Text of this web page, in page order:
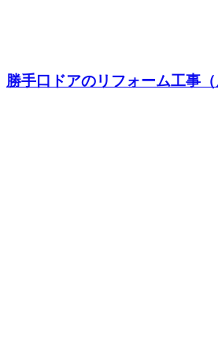
勝手口ドアのリフォーム工事（